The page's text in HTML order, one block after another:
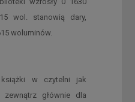
wol. stanowią dary,
woluminów.
książki w czytelni jak
zewnątrz głównie dla